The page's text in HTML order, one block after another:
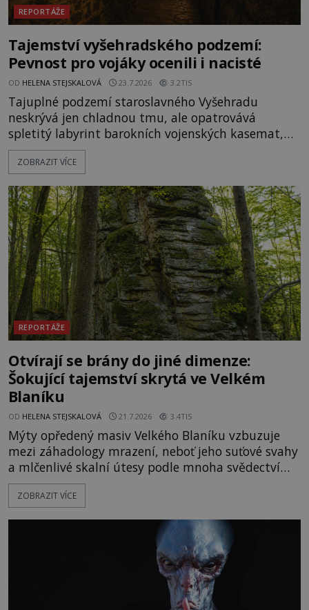
REPORTÁŽE
Tajemství vyšehradského podzemí:
Pevnost pro vojáky ocenili i nacisté
OD HELENA STEJSKALOVÁ 23.7.2026 3.2TIS
Tajuplné podzemí staroslavného Vyšehradu
neskrývá jen chladnou tmu, ale opatrovává
spletitý labyrint barokních vojenských kasemat,
zapomenuté chrámy a vzácné národní poklady.
Hluboko uvnitř mohutné skály nad řekou Vltavou
vyhýbá shonu moderní metropole. Místo, ke
kterému se vážou nejstarší české mýty, ve svých
temných útrobách střeží monumentální
ZOBRAZIT VÍCE
REPORTÁŽE
Otvírají se brány do jiné dimenze:
Šokující tajemství skrytá ve Velkém
Blaníku
OD HELENA STEJSKALOVÁ 21.7.2026 3.4TIS
Mýty opředený masiv Velkého Blaníku vzbuzuje
mezi záhadology mrazení, neboť jeho suťové svahy
a mlčenlivé skalní útesy podle mnoha svědectví
fungují jako anomální zóny, kde selhává lidské
vnímání času i prostoru. Geologické anomálie hory
badatelé zde odkrývají indicie, které propojují
prastaré pohanské kulty, keltské svatyně a zprávy
ZOBRAZIT VÍCE